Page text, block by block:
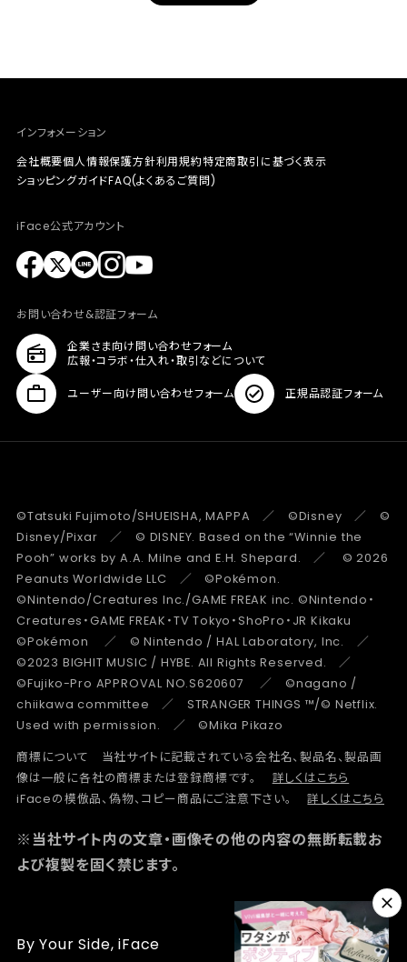
インフォメーション
会社概要個人情報保護方針利用規約特定商取引に基づく表示
ショッピングガイドFAQ(よくあるご質問)
iFace公式アカウント
お問い合わせ&認証フォーム
企業さま向け問い合わせフォーム
広報・コラボ・仕入れ・取引などについて
ユーザー向け問い合わせフォーム 正規品認証フォーム
©Tatsuki Fujimoto/SHUEISHA, MAPPA ／ ©Disney ／ ©
Disney/Pixar ／ © DISNEY. Based on the “Winnie the
Pooh” works by A.A. Milne and E.H. Shepard. ／ © 2026
Peanuts Worldwide LLC ／ ©Pokémon.
©Nintendo/Creatures Inc./GAME FREAK inc. ©Nintendo・
Creatures・GAME FREAK・TV Tokyo・ShoPro・JR Kikaku
©Pokémon ／ © Nintendo / HAL Laboratory, Inc. ／
©2023 BIGHIT MUSIC / HYBE. All Rights Reserved. ／
©Fujiko-Pro APPROVAL NO.S620607 ／ ©nagano /
chiikawa committee ／ STRANGER THINGS ™/© Netflix.
Used with permission. ／ ©Mika Pikazo
商標について 当社サイトに記載されている会社名、製品名、製品画
像は一般に各社の商標または登録商標です。
詳しくはこちら
iFaceの模倣品、偽物、コピー商品にご注意下さい。
詳しくはこちら
※当社サイト内の文章・画像その他の内容の無断転載お
よび複製を固く禁じます。
By Your Side, iFace